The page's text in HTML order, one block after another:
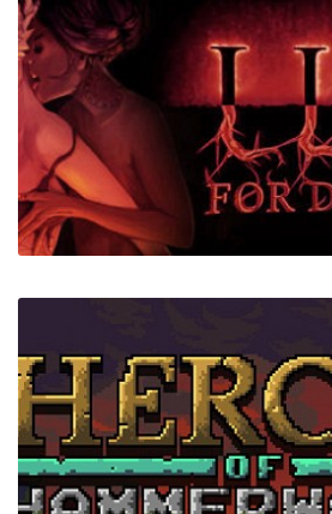
ARENA an Age of
Lust for